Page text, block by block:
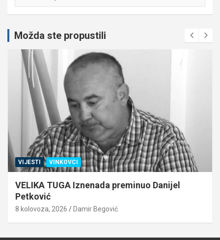
Možda ste propustili
VIJESTI VINKOVCI
VELIKA TUGA Iznenada preminuo Danijel
Petković
8 kolovoza, 2026 Damir Begović